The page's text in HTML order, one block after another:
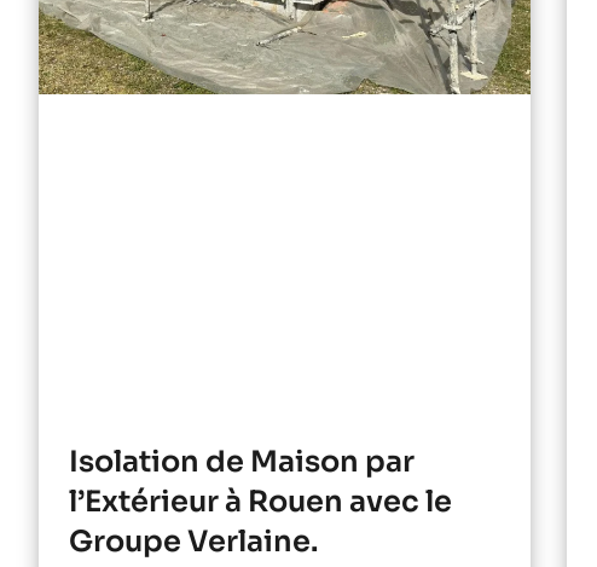
Isolation de Maison par
l’Extérieur à Rouen avec le
Groupe Verlaine.